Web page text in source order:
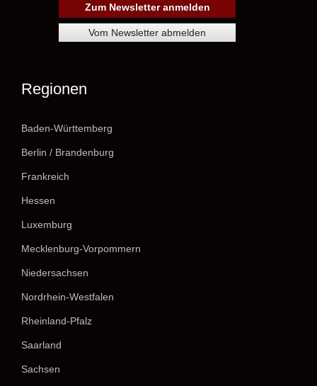
Regionen
Baden-Württemberg
Berlin / Brandenburg
Frankreich
Hessen
Luxemburg
Mecklenburg-Vorpommern
Niedersachsen
Nordrhein-Westfalen
Rheinland-Pfalz
Saarland
Sachsen